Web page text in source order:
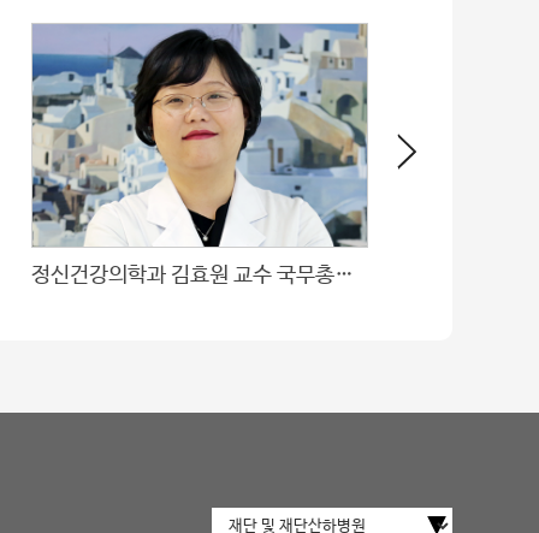
정신건강의학과 김효원 교수 국무총리 표창